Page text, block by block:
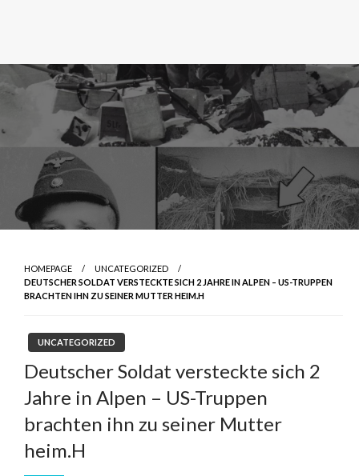
HOMEPAGE
UNCATEGORIZED
DEUTSCHER SOLDAT VERSTECKTE SICH 2 JAHRE IN ALPEN – US-TRUPPEN
BRACHTEN IHN ZU SEINER MUTTER HEIM.H
UNCATEGORIZED
Deutscher Soldat versteckte sich 2
Jahre in Alpen – US-Truppen
brachten ihn zu seiner Mutter
heim.H